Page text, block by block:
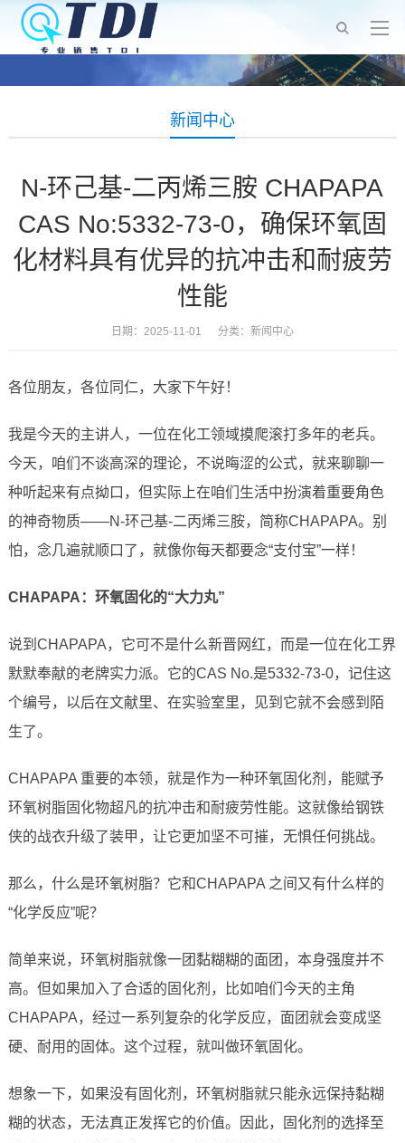
新闻中心
N-环己基-二丙烯三胺 CHAPAPA
CAS No:5332-73-0，确保环氧固
化材料具有优异的抗冲击和耐疲劳
性能
日期：2025-11-01 分类： 新闻中心
各位朋友，各位同仁，大家下午好！
我是今天的主讲人，一位在化工领域摸爬滚打多年的老兵。
今天，咱们不谈高深的理论，不说晦涩的公式，就来聊聊一
种听起来有点拗口，但实际上在咱们生活中扮演着重要角色
的神奇物质——N-环己基-二丙烯三胺，简称CHAPAPA。别
怕，念几遍就顺口了，就像你每天都要念“支付宝”一样！
CHAPAPA：环氧固化的“大力丸”
说到CHAPAPA，它可不是什么新晋网红，而是一位在化工界
默默奉献的老牌实力派。它的CAS No.是5332-73-0，记住这
个编号，以后在文献里、在实验室里，见到它就不会感到陌
生了。
CHAPAPA 重要的本领，就是作为一种环氧固化剂，能赋予
环氧树脂固化物超凡的抗冲击和耐疲劳性能。这就像给钢铁
侠的战衣升级了装甲，让它更加坚不可摧，无惧任何挑战。
那么，什么是环氧树脂？它和CHAPAPA 之间又有什么样的
“化学反应”呢？
简单来说，环氧树脂就像一团黏糊糊的面团，本身强度并不
高。但如果加入了合适的固化剂，比如咱们今天的主角
CHAPAPA，经过一系列复杂的化学反应，面团就会变成坚
硬、耐用的固体。这个过程，就叫做环氧固化。
想象一下，如果没有固化剂，环氧树脂就只能永远保持黏糊
糊的状态，无法真正发挥它的价值。因此，固化剂的选择至